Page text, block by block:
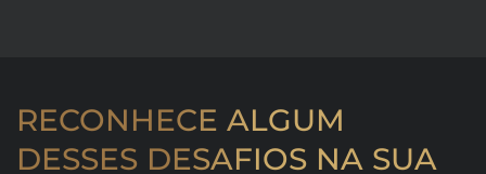
RECONHECE ALGUM
DESSES DESAFIOS NA SUA